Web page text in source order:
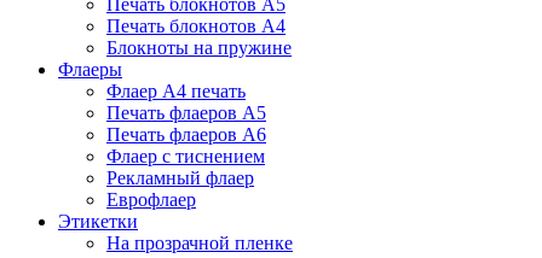
Печать блокнотов А4
Блокноты на пружине
Флаеры
Флаер А4 печать
Печать флаеров А5
Печать флаеров А6
Флаер с тиснением
Рекламный флаер
Еврофлаер
Этикетки
На прозрачной пленке